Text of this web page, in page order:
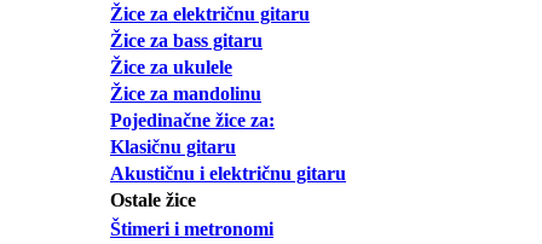
Žice za električnu gitaru
Žice za bass gitaru
Žice za ukulele
Žice za mandolinu
Pojedinačne žice za:
Klasičnu gitaru
Akustičnu i električnu gitaru
Ostale žice
Štimeri i metronomi